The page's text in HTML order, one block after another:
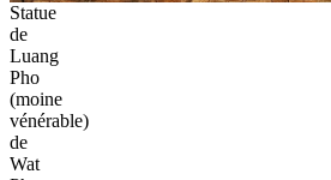
Statue
de
Luang
Pho
(moine
vénérable)
de
Wat